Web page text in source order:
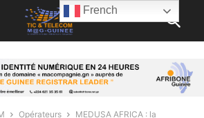
Opérateurs
MEDUSA AFRICA : la
French